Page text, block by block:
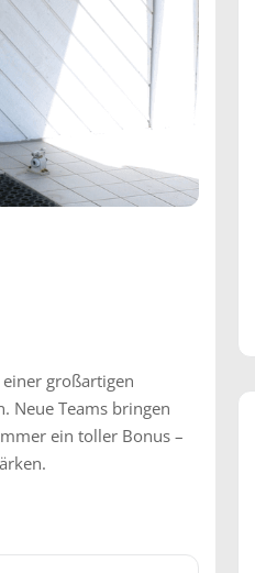
großartigen
Neue Teams bringen
ein toller Bonus –